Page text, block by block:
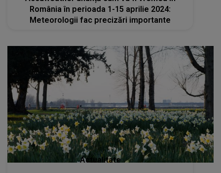
România în perioada 1-15 aprilie 2024:
Meteorologii fac precizări importante
Actualitate